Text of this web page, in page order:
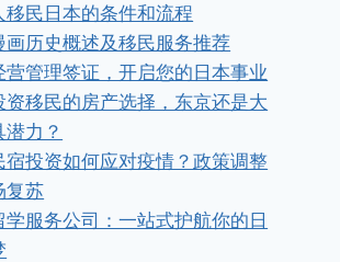
移民日本的条件和流程
画历史概述及移民服务推荐
营管理签证，开启您的日本事业
资移民的房产选择，东京还是大
潜力？
宿投资如何应对疫情？政策调整
复苏
学服务公司：一站式护航你的日